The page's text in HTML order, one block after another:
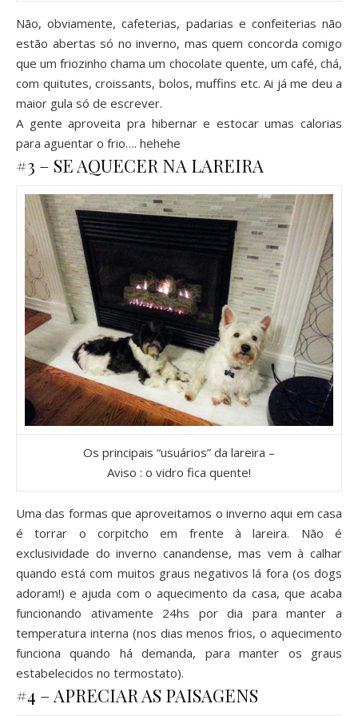
Não, obviamente, cafeterias, padarias e confeiterias não
estão abertas só no inverno, mas quem concorda comigo
que um friozinho chama um chocolate quente, um café, chá,
com quitutes, croissants, bolos, muffins etc. Ai já me deu a
maior gula só de escrever.
A gente aproveita pra hibernar e estocar umas calorias
para aguentar o frio…. hehehe
#3 – SE AQUECER NA LAREIRA
Os principais “usuários” da lareira –
Aviso : o vidro fica quente!
Uma das formas que aproveitamos o inverno aqui em casa
é torrar o corpitcho em frente à lareira. Não é
exclusividade do inverno canandense, mas vem à calhar
quando está com muitos graus negativos lá fora (os dogs
adoram!) e ajuda com o aquecimento da casa, que acaba
funcionando ativamente 24hs por dia para manter a
temperatura interna (nos dias menos frios, o aquecimento
funciona quando há demanda, para manter os graus
estabelecidos no termostato).
#4 – APRECIAR AS PAISAGENS